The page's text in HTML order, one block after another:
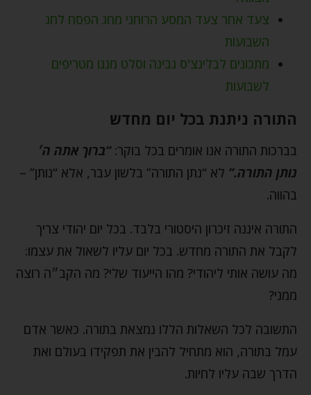
צעד אחר צעד המסע הרוחני מחג הפסח לחג
השבועות
מתכונים לבלינצ'ס גבינה וסלט מנגו מטריפים
לשבועות
התורה ניתנת בכל יום מחדש
בברכות התורה אנו אומרים בכל בוקר:“ברוך אתה ה׳
נותן התורה.” לא “נתן התורה” בלשון עבר, אלא “נותן” –
בהווה.
התורה איננה זיכרון היסטורי בלבד. בכל יום יהודי צריך
לקבל את התורה מחדש. בכל יום עליו לשאול את עצמו:
מה עושה אותי ליהודי? מהו הייעוד שלי? מה הקב״ה רוצה
ממני?
התשובה לכל השאלות הללו נמצאת בתורה. כאשר אדם
עמל בתורה, הוא מתחיל להבין את תפקידו בעולם ואת
הדרך שבה עליו לחיות.